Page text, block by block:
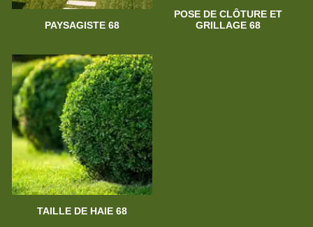
PAYSAGISTE 68
POSE DE CLÔTURE ET
GRILLAGE 68
TAILLE DE HAIE 68